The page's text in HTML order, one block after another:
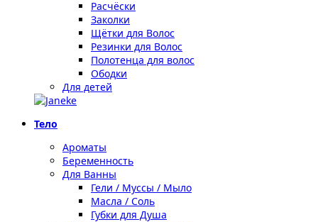
Расчёски
Заколки
Щётки для Волос
Резинки для Волос
Полотенца для волос
Ободки
Для детей
Тело
Ароматы
Беременность
Для Ванны
Гели / Муссы / Мыло
Масла / Соль
Губки для Душа